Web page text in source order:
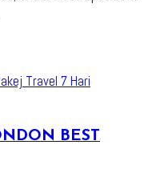
BEST